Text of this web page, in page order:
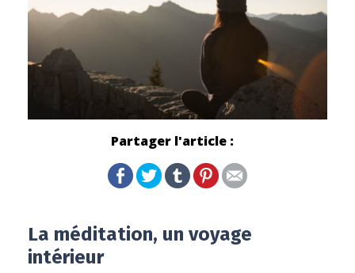
Partager l'article :
La méditation, un voyage
intérieur